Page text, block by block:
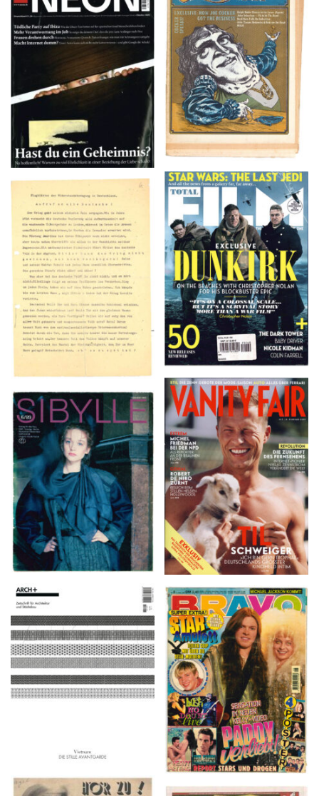
NEON – OKTOBER
2008
Crawdaddy – June/11/72
TOTAL FILM #260 –
SUMMER 2017
Flugblätter der Weissen
Rose – V, Januar 1943
VANITY FAIR – Nr. 7 –
8. Februar 2007
SIBYLLE 6/89
ARCH+ Nr. 226, Herbst
2016
BRAVO – Nr. 8, 13. Febr.
1997